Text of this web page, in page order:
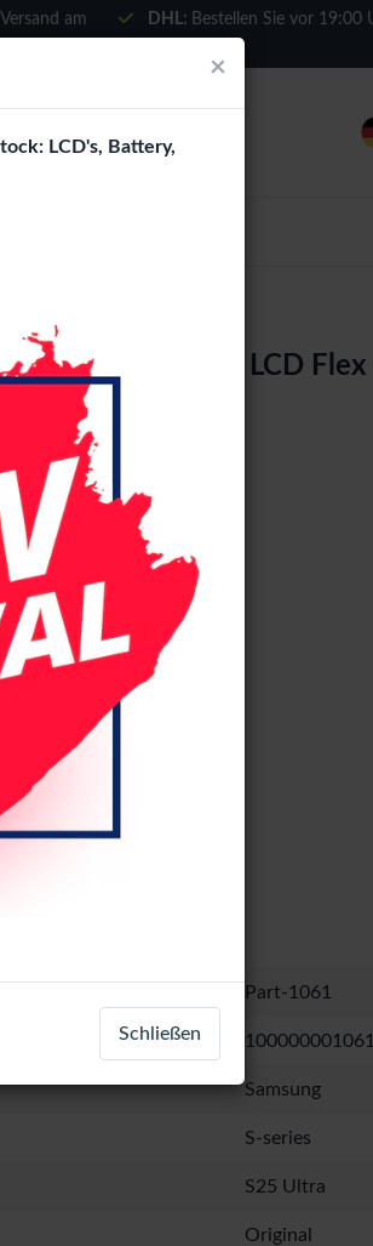
am
DHL: Bestellen Sie vor 19:00
Galaxy S25 Ultra LCD
Registrieren
Part-1061
Samsung
S-series
S25 Ultra
Original
×
LCD's, Battery,
Schließen